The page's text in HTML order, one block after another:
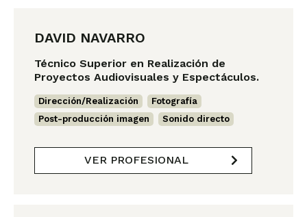
DAVID NAVARRO
Técnico Superior en Realización de
Proyectos Audiovisuales y Espectáculos.
Dirección/Realización Fotografía
Post-producción imagen
Sonido directo
VER PROFESIONAL